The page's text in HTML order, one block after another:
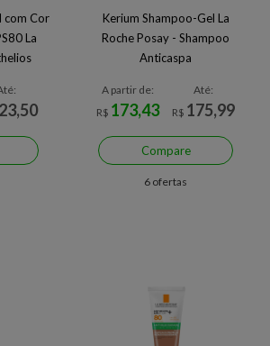
com Cor
La
Kerium Shampoo-Gel La
Roche Posay - Shampoo
Anticaspa
A partir de:
R$ 173,43
Até:
R$ 175,99
Compare
6 ofertas